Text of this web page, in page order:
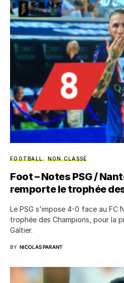
FOOTBALL NON CLASSÉ
Foot – Notes PSG /
remporte le trophée
Le PSG s'impose 4-0 face au FC
trophée des Champions, pour la
Galtier.
BY NICOLAS PARANT